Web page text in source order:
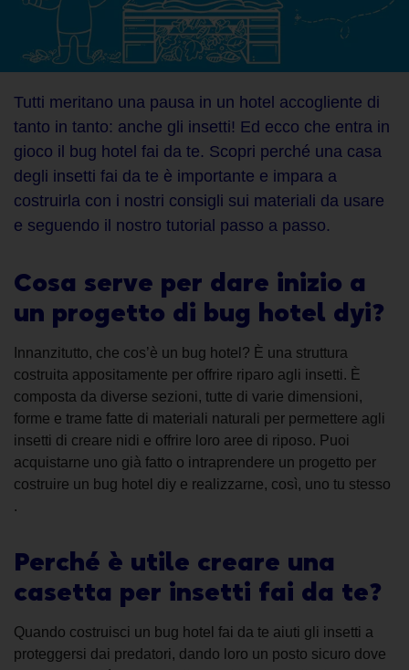
Tutti meritano una pausa in un hotel accogliente di
tanto in tanto: anche gli insetti! Ed ecco che entra in
gioco il bug hotel fai da te. Scopri perché una casa
degli insetti fai da te è importante e impara a
costruirla con i nostri consigli sui materiali da usare
e seguendo il nostro tutorial passo a passo.
Cosa serve per dare inizio a
un progetto di bug hotel dyi?
Innanzitutto, che cos’è un bug hotel? È una struttura
costruita appositamente per offrire riparo agli insetti. È
composta da diverse sezioni, tutte di varie dimensioni,
forme e trame fatte di materiali naturali per permettere agli
insetti di creare nidi e offrire loro aree di riposo. Puoi
acquistarne uno già fatto o intraprendere un progetto per
costruire un bug hotel diy e realizzarne, così, uno tu stesso
.
Perché è utile creare una
casetta per insetti fai da te?
Quando costruisci un bug hotel fai da te aiuti gli insetti a
proteggersi dai predatori, dando loro un posto sicuro dove